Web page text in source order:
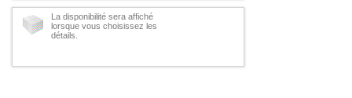
La disponibilité sera affiché
lorsque vous choisissez les
détails.